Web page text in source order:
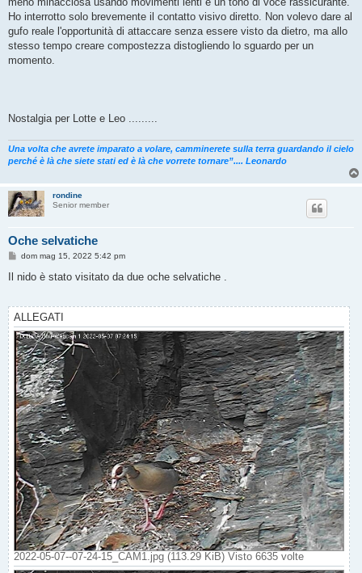
Ho interrotto solo brevemente il contatto visivo diretto. Non volevo dare al
gufo reale l'opportunità di attaccare senza essere visto da dietro, ma allo
stesso tempo creare compostezza distogliendo lo sguardo per un
momento.
Nostalgia per Lotte e Leo .........
Una volta che avrete imparato a volare, camminerete sulla terra guardando il cielo
perché è là che siete stati ed è là che vorrete tornare”.... Leonardo
rondine
Senior member
Oche selvatiche
M
s
g
o
dom mag 15, 2022 5:42 pm
Il nido è stato visitato da due oche selvatiche .
ALLEGATI
2022-05-07--07-24-15_CAM1.jpg (113.29 KiB) Visto 6635 volte